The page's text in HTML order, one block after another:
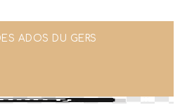
ADOS DU GERS